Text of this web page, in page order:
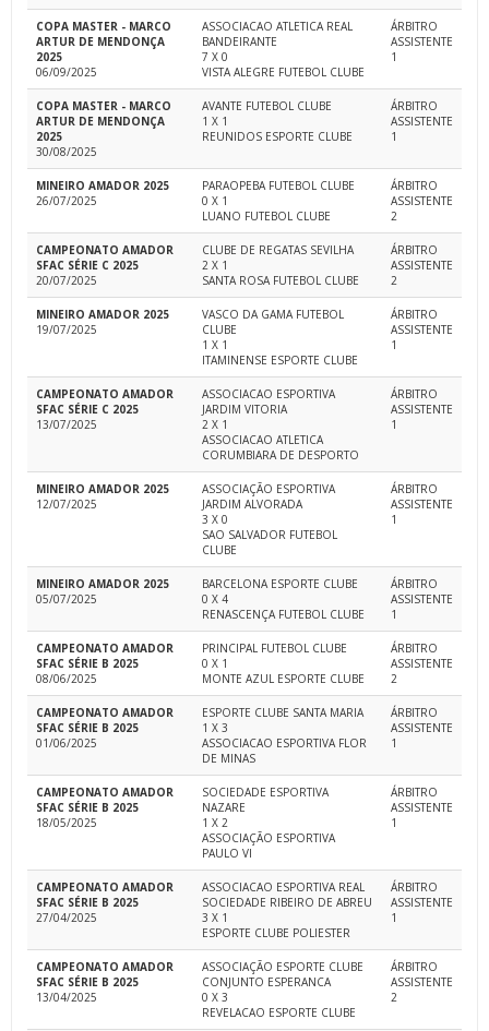
COPA MASTER - MARCO
ARTUR DE MENDONÇA
2025
06/09/2025
ASSOCIACAO ATLETICA REAL
BANDEIRANTE
7 X 0
VISTA ALEGRE FUTEBOL CLUBE
ÁRBITRO
ASSISTENTE
1
COPA MASTER - MARCO
ARTUR DE MENDONÇA
2025
30/08/2025
AVANTE FUTEBOL CLUBE
1 X 1
REUNIDOS ESPORTE CLUBE
ÁRBITRO
ASSISTENTE
1
MINEIRO AMADOR 2025
26/07/2025
PARAOPEBA FUTEBOL CLUBE
0 X 1
LUANO FUTEBOL CLUBE
ÁRBITRO
ASSISTENTE
2
CAMPEONATO AMADOR
SFAC SÉRIE C 2025
20/07/2025
CLUBE DE REGATAS SEVILHA
2 X 1
SANTA ROSA FUTEBOL CLUBE
ÁRBITRO
ASSISTENTE
2
MINEIRO AMADOR 2025
19/07/2025
VASCO DA GAMA FUTEBOL
CLUBE
1 X 1
ITAMINENSE ESPORTE CLUBE
ÁRBITRO
ASSISTENTE
1
CAMPEONATO AMADOR
SFAC SÉRIE C 2025
13/07/2025
ASSOCIACAO ESPORTIVA
JARDIM VITORIA
2 X 1
ASSOCIACAO ATLETICA
CORUMBIARA DE DESPORTO
ÁRBITRO
ASSISTENTE
1
MINEIRO AMADOR 2025
12/07/2025
ASSOCIAÇÃO ESPORTIVA
JARDIM ALVORADA
3 X 0
SAO SALVADOR FUTEBOL
CLUBE
ÁRBITRO
ASSISTENTE
1
MINEIRO AMADOR 2025
05/07/2025
BARCELONA ESPORTE CLUBE
0 X 4
RENASCENÇA FUTEBOL CLUBE
ÁRBITRO
ASSISTENTE
1
CAMPEONATO AMADOR
SFAC SÉRIE B 2025
08/06/2025
PRINCIPAL FUTEBOL CLUBE
0 X 1
MONTE AZUL ESPORTE CLUBE
ÁRBITRO
ASSISTENTE
2
CAMPEONATO AMADOR
SFAC SÉRIE B 2025
01/06/2025
ESPORTE CLUBE SANTA MARIA
1 X 3
ASSOCIACAO ESPORTIVA FLOR
DE MINAS
ÁRBITRO
ASSISTENTE
1
CAMPEONATO AMADOR
SFAC SÉRIE B 2025
18/05/2025
SOCIEDADE ESPORTIVA
NAZARE
1 X 2
ASSOCIAÇÃO ESPORTIVA
PAULO VI
ÁRBITRO
ASSISTENTE
1
CAMPEONATO AMADOR
SFAC SÉRIE B 2025
27/04/2025
ASSOCIACAO ESPORTIVA REAL
SOCIEDADE RIBEIRO DE ABREU
3 X 1
ESPORTE CLUBE POLIESTER
ÁRBITRO
ASSISTENTE
1
CAMPEONATO AMADOR
SFAC SÉRIE B 2025
13/04/2025
ASSOCIAÇÃO ESPORTE CLUBE
CONJUNTO ESPERANCA
0 X 3
REVELACAO ESPORTE CLUBE
ÁRBITRO
ASSISTENTE
2